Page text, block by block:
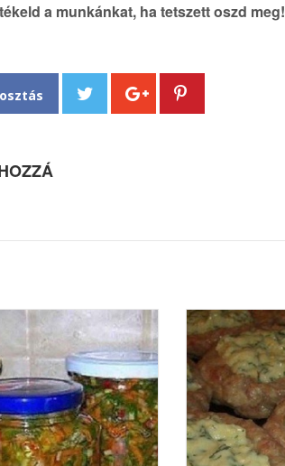
a munkánkat, ha tetszett oszd meg!